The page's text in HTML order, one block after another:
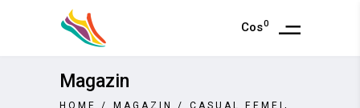
Cos0
Magazin
HOME / MAGAZIN / CASUAL FEMEI,